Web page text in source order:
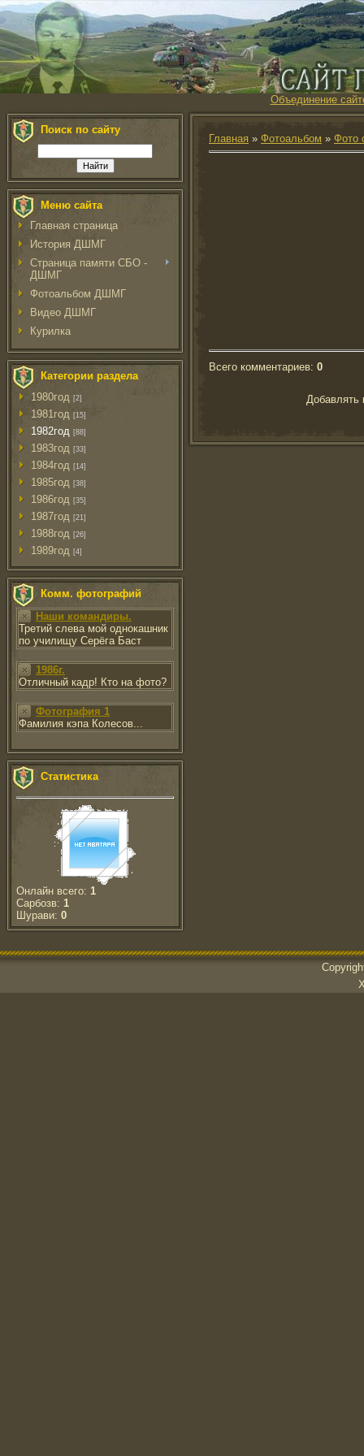
Объединение
Поиск по сайту
Меню сайта
Главная страница
История ДШМГ
Страница памяти СБО -
ДШМГ
Фотоальбом ДШМГ
Видео ДШМГ
Курилка
Категории раздела
1980год [2]
1981год [15]
1982год [88]
1983год [33]
1984год [14]
1985год [38]
1986год [35]
1987год [21]
1988год [26]
1989год [4]
Комм. фотографий
Наши командиры.
Третий слева мой однокашник
по училищу Серёга Баст
1986г.
Отличный кадр! Кто на фото?
Фотография 1
Фамилия кэпа Колесов...
Статистика
Онлайн всего: 1
Сарбозв: 1
Шурави: 0
Главная » Фотоальбом » Фото
Всего комментариев: 0
Добавлять